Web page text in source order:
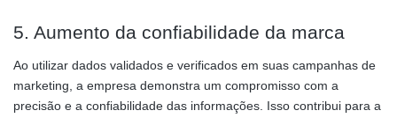
5. Aumento da confiabilidade da marca
Ao utilizar dados validados e verificados em suas campanhas de
marketing, a empresa demonstra um compromisso com a
precisão e a confiabilidade das informações. Isso contribui para a